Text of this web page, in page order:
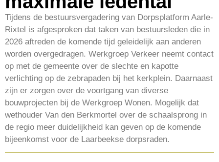
Tijdens de bestuursvergadering van Dorpsplatform Aarle-
Rixtel is afgesproken dat taken van bestuursleden die in
2026 aftreden de komende tijd geleidelijk aan anderen
worden overgedragen. Werkgroep Verkeer neemt contact
op met de gemeente over de slechte en kapotte
verlichting op de zebrapaden bij het kerkplein. Daarnaast
zijn er zorgen over de voortgang van diverse
bouwprojecten bij de Werkgroep Wonen. Mogelijk dat
wethouder Van den Berkmortel over de schaalsprong in
de regio meer duidelijkheid kan geven op de komende
bijeenkomst voor de Laarbeekse dorpsraden.